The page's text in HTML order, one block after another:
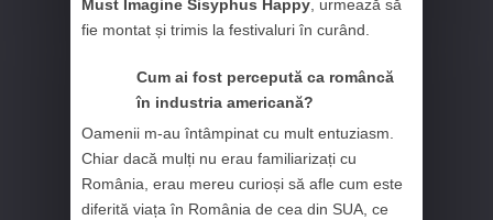
Must Imagine Sisyphus Happy , urmează să
fie montat și trimis la festivaluri în curând.
Cum ai fost percepută ca româncă
în industria americană?
Oamenii m-au întâmpinat cu mult entuziasm.
Chiar dacă mulți nu erau familiarizați cu
România, erau mereu curioși să afle cum este
diferită viața în România de cea din SUA, ce